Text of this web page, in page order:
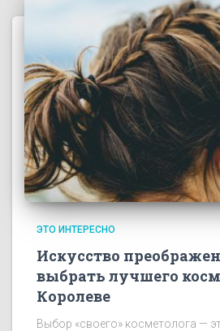
ЭТО ИНТЕРЕСНО
Искусство
выбрать лучшего
Королеве
Выбор «своего» косметолога —